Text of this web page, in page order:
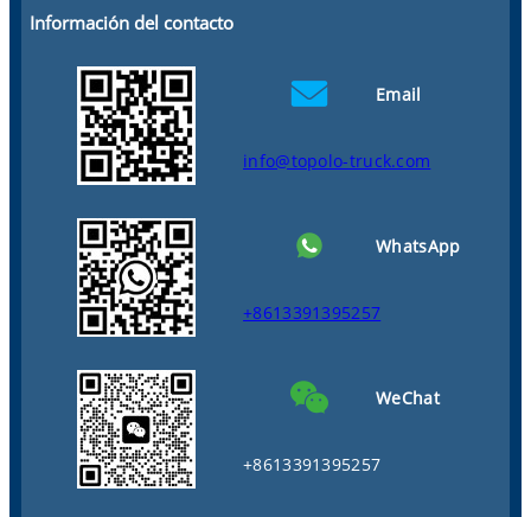
Información del contacto
Email
info@topolo-truck.com
WhatsApp
+8613391395257
WeChat
+8613391395257